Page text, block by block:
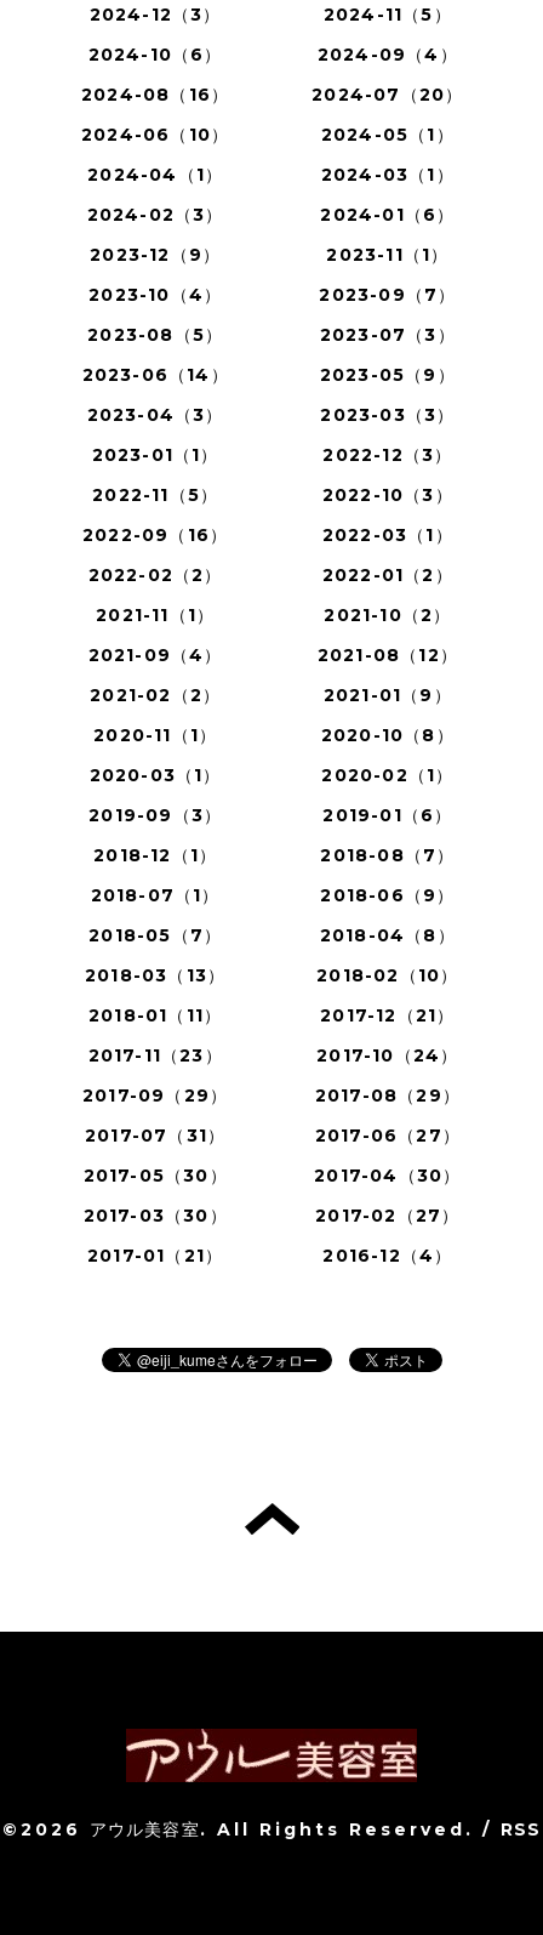
2024-12（3）
2024-11（5）
2024-10（6）
2024-09（4）
2024-08（16）
2024-07（20）
2024-06（10）
2024-05（1）
2024-04（1）
2024-03（1）
2024-02（3）
2024-01（6）
2023-12（9）
2023-11（1）
2023-10（4）
2023-09（7）
2023-08（5）
2023-07（3）
2023-06（14）
2023-05（9）
2023-04（3）
2023-03（3）
2023-01（1）
2022-12（3）
2022-11（5）
2022-10（3）
2022-09（16）
2022-03（1）
2022-02（2）
2022-01（2）
2021-11（1）
2021-10（2）
2021-09（4）
2021-08（12）
2021-02（2）
2021-01（9）
2020-11（1）
2020-10（8）
2020-03（1）
2020-02（1）
2019-09（3）
2019-01（6）
2018-12（1）
2018-08（7）
2018-07（1）
2018-06（9）
2018-05（7）
2018-04（8）
2018-03（13）
2018-02（10）
2018-01（11）
2017-12（21）
2017-11（23）
2017-10（24）
2017-09（29）
2017-08（29）
2017-07（31）
2017-06（27）
2017-05（30）
2017-04（30）
2017-03（30）
2017-02（27）
2017-01（21）
2016-12（4）
©2026 アウル美容室. All Rights Reserved. / RSS